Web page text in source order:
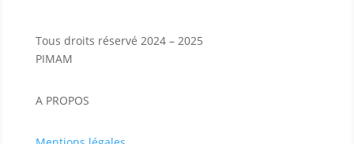
Tous droits réservé 2024 – 2025
PIMAM
A PROPOS